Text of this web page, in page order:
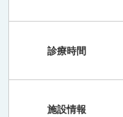
診療時間
施設情報